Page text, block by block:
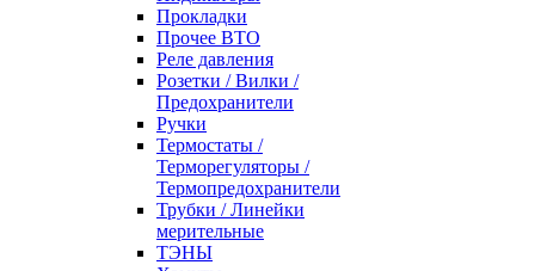
Прокладки
Прочее ВТО
Реле давления
Розетки / Вилки /
Предохранители
Ручки
Термостаты /
Терморегуляторы /
Термопредохранители
Трубки / Линейки
мерительные
ТЭНЫ